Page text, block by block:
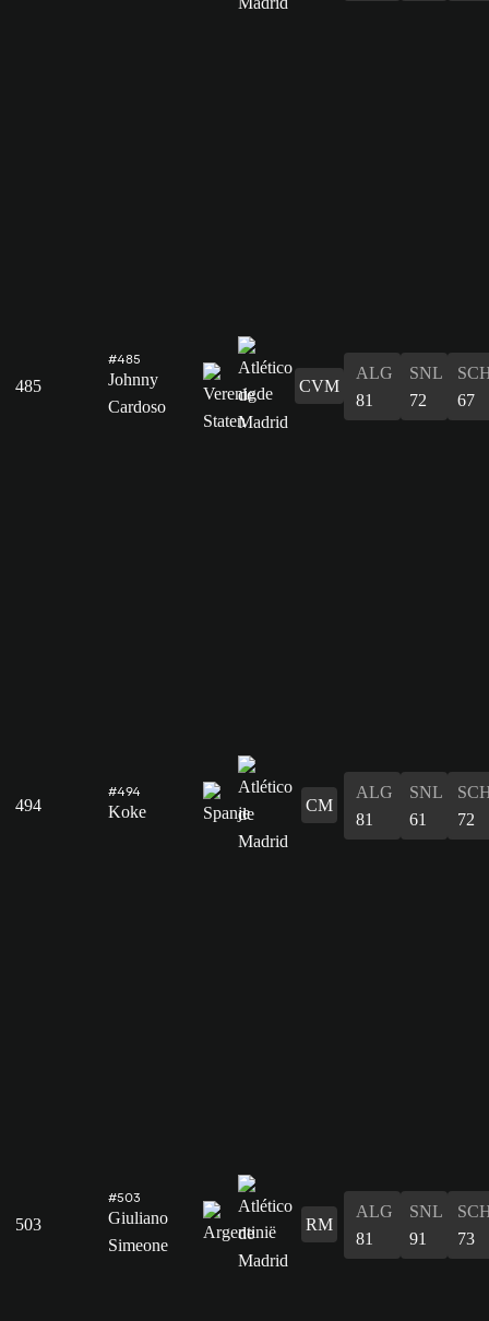
485
#485
Johnny
Cardoso
CVM
ALG
81
SNL
72
67
494
#494
Koke CM
ALG
81
SNL
61
72
503
#503
Giuliano
Simeone
RM
ALG
81
SNL
91
73